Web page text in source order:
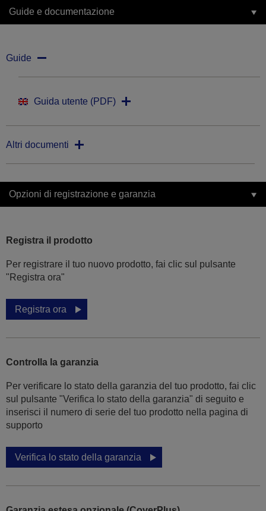
Guide e documentazione
Guide
Guida utente (PDF)
Altri documenti
Opzioni di registrazione e garanzia
Registra il prodotto
Per registrare il tuo nuovo prodotto, fai clic sul pulsante
"Registra ora"
Registra ora
Controlla la garanzia
Per verificare lo stato della garanzia del tuo prodotto, fai clic
sul pulsante "Verifica lo stato della garanzia" di seguito e
inserisci il numero di serie del tuo prodotto nella pagina di
supporto
Verifica lo stato della garanzia